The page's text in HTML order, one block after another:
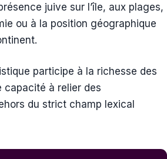
juive sur l’île, aux plages,
ou à la position géographique
participe à la richesse des
capacité à relier des
du strict champ lexical